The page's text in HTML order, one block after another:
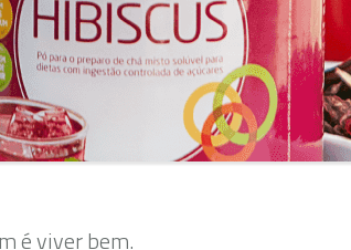
é viver bem.